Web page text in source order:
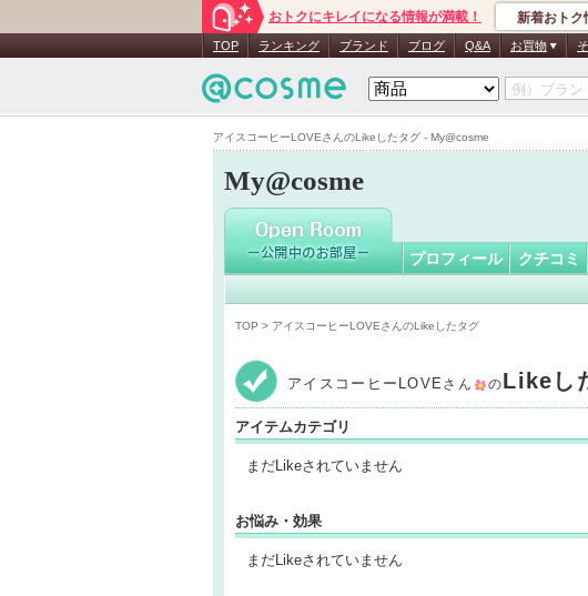
アイスコーヒーLOVEさんのLikeしたタグ - My@cosme
おトクにキレイになる情報が満載！ 新着おトク
TOP ランキング ブランド ブログ Q&A お買物
My@cosme
アイスコーヒ
プロフィール クチコミ
TOP > アイスコーヒーLOVEさんのLikeしたタグ
アイスコーヒーLOVE さん のLikeし
アイテムカテゴリ
まだLikeされていません
お悩み・効果
まだLikeされていません